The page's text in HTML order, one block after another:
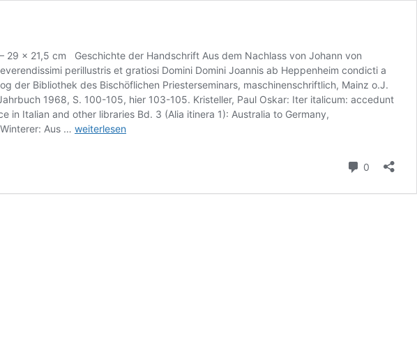
x 21,5 cm Geschichte der Handschrift Aus dem Nachlass von Johann von
perillustris et gratiosi Domini Domini Joannis ab Heppenheim condicti a
der Bibliothek des Bischöflichen Priesterseminars, maschinenschriftlich, Mainz o.J.
1968, S. 100-105, hier 103-105. Kristeller, Paul Oskar: Iter italicum: accedunt
Italian and other libraries Bd. 3 (Alia itinera 1): Australia to Germany,
Aus … *
weiterlesen
0